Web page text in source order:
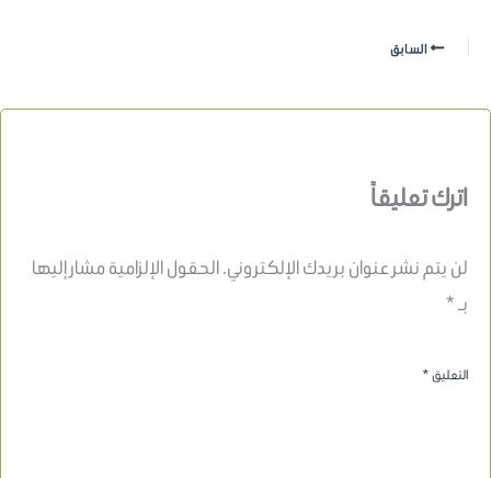
السابق
اترك تعليقاً
لن يتم نشر عنوان بريدك الإلكتروني.الحقول الإلزامية مشار إليها
بـ*
التعليق*